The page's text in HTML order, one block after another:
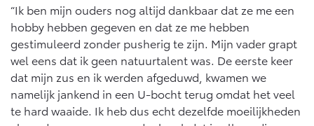
“Ik ben mijn ouders nog altijd dankbaar dat ze me een
hobby hebben gegeven en dat ze me hebben
gestimuleerd zonder pusherig te zijn. Mijn vader grapt
wel eens dat ik geen natuurtalent was. De eerste keer
dat mijn zus en ik werden afgeduwd, kwamen we
namelijk jankend in een U-bocht terug omdat het veel
te hard waaide. Ik heb dus echt dezelfde moeilijkheden